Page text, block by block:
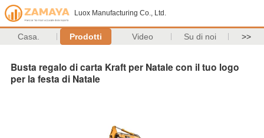
Luox Manufacturing Co., Ltd.
Casa. Prodotti Video Su di noi >>
Busta regalo di carta Kraft per Natale con il tuo logo
per la festa di Natale